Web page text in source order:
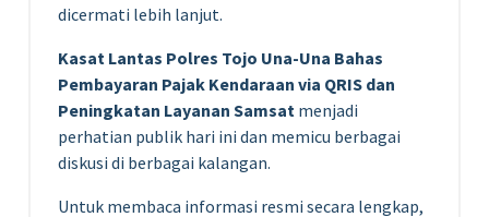
dicermati lebih lanjut.
Kasat Lantas Polres Tojo Una-Una Bahas
Pembayaran Pajak Kendaraan via QRIS dan
Peningkatan Layanan Samsat menjadi
perhatian publik hari ini dan memicu berbagai
diskusi di berbagai kalangan.
Untuk membaca informasi resmi secara lengkap,